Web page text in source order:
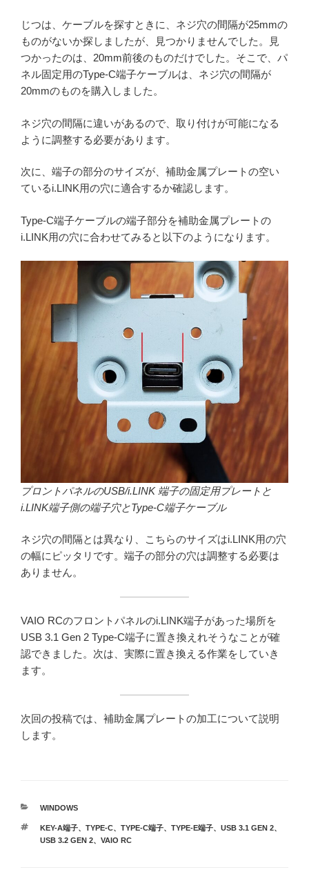
じつは、ケーブルを探すときに、ネジ穴の間隔が25mmの
ものがないか探しましたが、見つかりませんでした。見
つかったのは、20mm前後のものだけでした。そこで、パ
ネル固定用のType-C端子ケーブルは、ネジ穴の間隔が
20mmのものを購入しました。
ネジ穴の間隔に違いがあるので、取り付けが可能になる
ように調整する必要があります。
次に、端子の部分のサイズが、補助金属プレートの空い
ているi.LINK用の穴に適合するか確認します。
Type-C端子ケーブルの端子部分を補助金属プレートの
i.LINK用の穴に合わせてみると以下のようになります。
プロントパネルのUSB/i.LINK 端子の固定用プレートと
i.LINK端子側の端子穴とType-C端子ケーブル
ネジ穴の間隔とは異なり、こちらのサイズはi.LINK用の穴
の幅にピッタリです。端子の部分の穴は調整する必要は
ありません。
VAIO RCのフロントパネルのi.LINK端子があった場所を
USB 3.1 Gen 2 Type-C端子に置き換えれそうなことが確
認できました。次は、実際に置き換える作業をしていき
ます。
次回の投稿では、補助金属プレートの加工について説明
します。
カ
ゴ
リ
WINDOWS
タ
グ
KEY-A端子、 TYPE-C、 TYPE-C端子、 TYPE-E端子、 USB 3.1 GEN 2、
USB 3.2 GEN 2、 VAIO RC